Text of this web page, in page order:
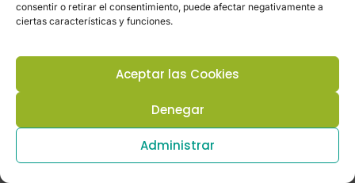
consentir o retirar el consentimiento, puede afectar negativamente a
ciertas características y funciones.
Aceptar las Cookies
Denegar
Administrar
DIFUSIÓN
difusión que tiene el evento, el
seguimiento en redes sociales y a
través de diferentes medios en